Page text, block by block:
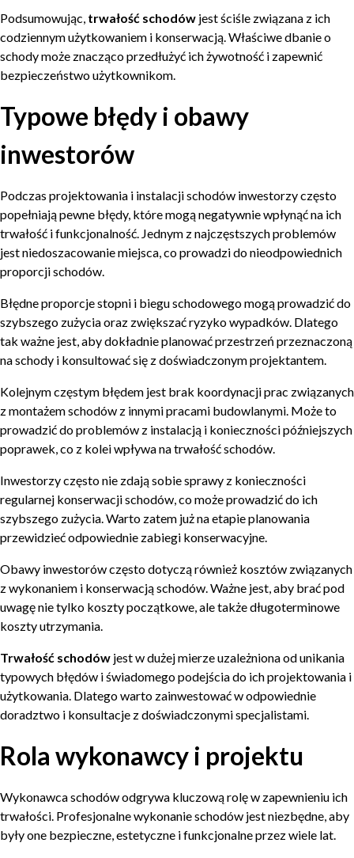
Podsumowując, trwałość schodów jest ściśle związana z ich
codziennym użytkowaniem i konserwacją. Właściwe dbanie o
schody może znacząco przedłużyć ich żywotność i zapewnić
bezpieczeństwo użytkownikom.
Typowe błędy i obawy
inwestorów
Podczas projektowania i instalacji schodów inwestorzy często
popełniają pewne błędy, które mogą negatywnie wpłynąć na ich
trwałość i funkcjonalność. Jednym z najczęstszych problemów
jest niedoszacowanie miejsca, co prowadzi do nieodpowiednich
proporcji schodów.
Błędne proporcje stopni i biegu schodowego mogą prowadzić do
szybszego zużycia oraz zwiększać ryzyko wypadków. Dlatego
tak ważne jest, aby dokładnie planować przestrzeń przeznaczoną
na schody i konsultować się z doświadczonym projektantem.
Kolejnym częstym błędem jest brak koordynacji prac związanych
z montażem schodów z innymi pracami budowlanymi. Może to
prowadzić do problemów z instalacją i konieczności późniejszych
poprawek, co z kolei wpływa na trwałość schodów.
Inwestorzy często nie zdają sobie sprawy z konieczności
regularnej konserwacji schodów, co może prowadzić do ich
szybszego zużycia. Warto zatem już na etapie planowania
przewidzieć odpowiednie zabiegi konserwacyjne.
Obawy inwestorów często dotyczą również kosztów związanych
z wykonaniem i konserwacją schodów. Ważne jest, aby brać pod
uwagę nie tylko koszty początkowe, ale także długoterminowe
koszty utrzymania.
Trwałość schodów jest w dużej mierze uzależniona od unikania
typowych błędów i świadomego podejścia do ich projektowania i
użytkowania. Dlatego warto zainwestować w odpowiednie
doradztwo i konsultacje z doświadczonymi specjalistami.
Rola wykonawcy i projektu
Wykonawca schodów odgrywa kluczową rolę w zapewnieniu ich
trwałości. Profesjonalne wykonanie schodów jest niezbędne, aby
były one bezpieczne, estetyczne i funkcjonalne przez wiele lat.